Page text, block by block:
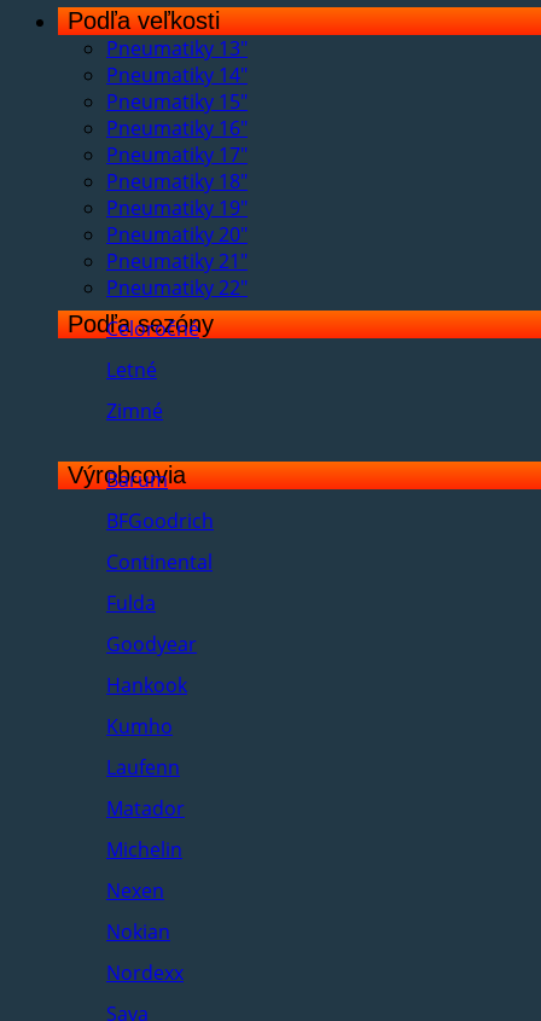
Podľa veľkosti
Pneumatiky 13"
Pneumatiky 14"
Pneumatiky 15"
Pneumatiky 16"
Pneumatiky 17"
Pneumatiky 18"
Pneumatiky 19"
Pneumatiky 20"
Pneumatiky 21"
Pneumatiky 22"
Podľa sezóny
Celoročné
Letné
Zimné
Výrobcovia
Barum
BFGoodrich
Continental
Fulda
Goodyear
Hankook
Kumho
Laufenn
Matador
Michelin
Nexen
Nokian
Nordexx
Sava